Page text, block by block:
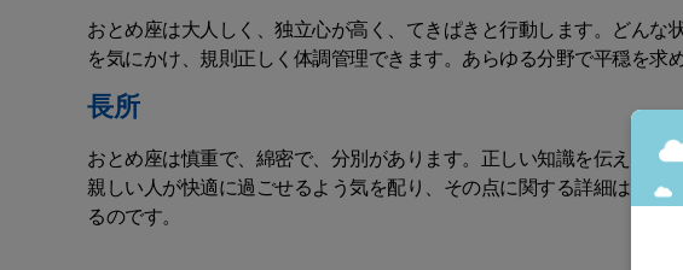
おとめ座は大人しく、独立心が高く、てきぱきと行動します。どん
を気にかけ、規則正しく体調管理できます。あらゆる分野で平穏を求め
長所
おとめ座は慎重で、綿密で、分別があります。正しい知識を伝える喜
親しい人が快適に過ごせるよう気を配り、その点に関する詳細は決
るのです。